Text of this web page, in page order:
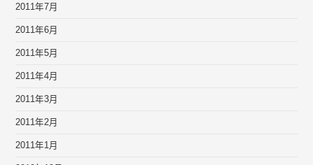
2011年7月
2011年6月
2011年5月
2011年4月
2011年3月
2011年2月
2011年1月